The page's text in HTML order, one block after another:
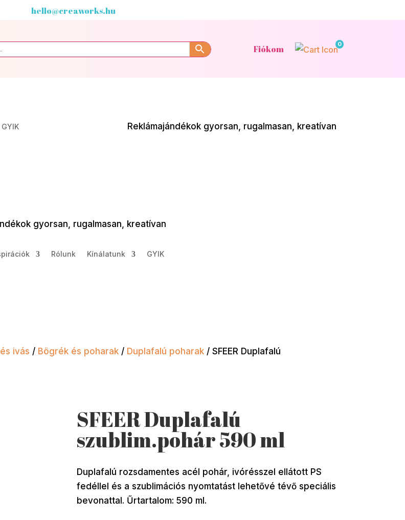
hello@creaworks.hu
Fiókom 0
GYIK Reklámajándékok gyorsan, rugalmasan, kreatívan
gyorsan, rugalmasan, kreatívan
Rólunk Kínálatunk GYIK
ivás / Bögrék és poharak / Duplafalú poharak / SFEER Duplafalú
SFEER Duplafalú
szublim.pohár 590 ml
Duplafalú rozsdamentes acél pohár, ivórésszel ellátott PS
fedéllel és a szublimációs nyomtatást lehetővé tévő speciális
bevonattal. Űrtartalom: 590 ml.